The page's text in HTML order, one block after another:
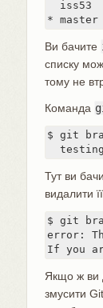
  iss53
* master
Ви бачите
списку
тому не
Команда
$ git
  testing
Тут ви
видалити
$ git
error:
If you
Якщо ж ви
змусити